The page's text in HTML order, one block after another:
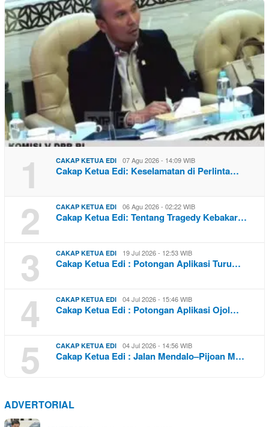
1 CAKAP KETUA EDI 07 Agu 2026 - 14:09 WIB
Cakap Ketua Edi: Keselamatan di Perlinta…
2 CAKAP KETUA EDI 06 Agu 2026 - 02:22 WIB
Cakap Ketua Edi: Tentang Tragedy Kebakar…
3 CAKAP KETUA EDI 19 Jul 2026 - 12:53 WIB
Cakap Ketua Edi : Potongan Aplikasi Turu…
4 CAKAP KETUA EDI 04 Jul 2026 - 15:46 WIB
Cakap Ketua Edi : Potongan Aplikasi Ojol…
5 CAKAP KETUA EDI 04 Jul 2026 - 14:56 WIB
Cakap Ketua Edi : Jalan Mendalo–Pijoan M…
ADVERTORIAL